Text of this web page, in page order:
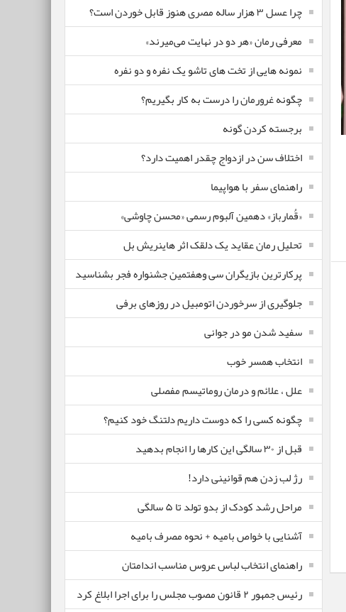
چرا عسل ۳ هزار ساله‌ مصری هنوز قابل خوردن است؟
معرفی رمان «هر دو در نهایت می‌میرند»
نمونه هایی از تخت های تاشو یک نفره و دو نفره
چگونه غرورمان را درست به کار بگیریم؟
برجسته کردن گونه
اختلاف سن در ازدواج چقدر اهمیت دارد؟
راهنمای سفر با هواپیما
«قُمارباز» دهمین آلبوم رسمی «محسن چاوشی»
تحلیل رمان عقاید یک دلقک اثر هاینریش بل
پرکارترین بازیگران سی وهفتمین جشنواره فجر بشناسید
جلوگیری از سرخوردن اتومبیل در روزهای برفی
سفید شدن مو در جوانی
انتخاب همسر خوب
علل ، علائم و درمان روماتیسم مفصلی
چگونه کسی را که دوست داریم دلتنگ خود کنیم؟
قبل از ۳۰ سالگی این کارها را انجام بدهید
رژ لب زدن هم قوانینی دارد!
مراحل رشد کودک از بدو تولد تا ۵ سالگی
آشنایی با خواص بامیه + نحوه مصرف بامیه
راهنمای انتخاب لباس عروس مناسب اندامتان
رئیس جمهور ۲ قانون مصوب مجلس را برای اجرا ابلاغ کرد